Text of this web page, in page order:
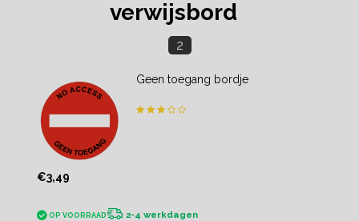
verwijsbord
2
Geen toegang bordje
€3,49
OP VOORRAAD 2-4 werkdagen